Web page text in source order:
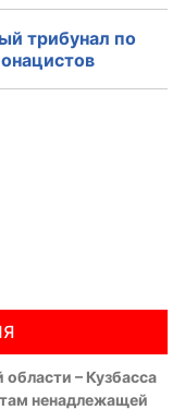
г.
трибунал по
– Кузбасса
ненадлежащей